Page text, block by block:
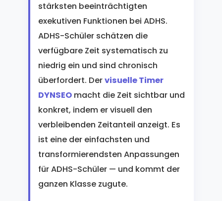
stärksten beeinträchtigten
exekutiven Funktionen bei ADHS.
ADHS-Schüler schätzen die
verfügbare Zeit systematisch zu
niedrig ein und sind chronisch
überfordert. Dervisuelle Timer
DYNSEOmacht die Zeit sichtbar und
konkret, indem er visuell den
verbleibenden Zeitanteil anzeigt. Es
ist eine der einfachsten und
transformierendsten Anpassungen
für ADHS-Schüler — und kommt der
ganzen Klasse zugute.